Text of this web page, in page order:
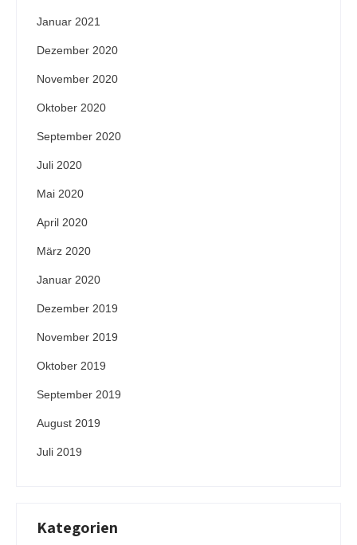
Januar 2021
Dezember 2020
November 2020
Oktober 2020
September 2020
Juli 2020
Mai 2020
April 2020
März 2020
Januar 2020
Dezember 2019
November 2019
Oktober 2019
September 2019
August 2019
Juli 2019
Kategorien